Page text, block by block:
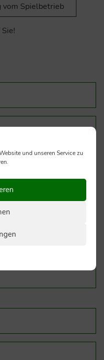
und unseren Service zu
vom Spielbetrieb